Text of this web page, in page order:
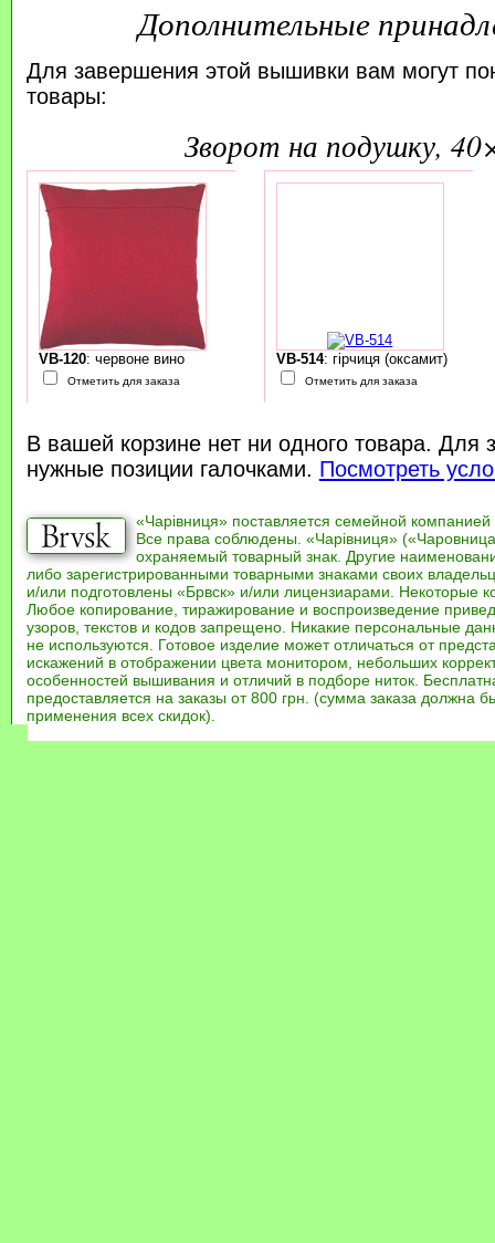
Дополнительные
Для завершения этой вышивки вам могут
товары:
зворот на подушку,
VB-120: червоне вино
Отметить для заказа
VB-514: гірчиця (оксамит)
Отметить для заказа
В вашей корзине нет ни одного товара. Для
нужные позиции галочками. Посмотреть
«Чарівниця» поставляется семейной компанией
Все права соблюдены. «Чарівниця»
охраняемый товарный знак. Другие
либо зарегистрированными товарными знаками своих
и/или подготовлены «Брвск» и/или лицензиарами. Некоторые
Любое копирование, тиражирование и воспроизведение
узоров, текстов и кодов запрещено. Никакие персональные
не используются. Готовое изделие может отличаться от
искажений в отображении цвета монитором, небольших
особенностей вышивания и отличий в подборе ниток.
предоставляется на заказы от 800 грн. (сумма заказа должна
применения всех скидок).